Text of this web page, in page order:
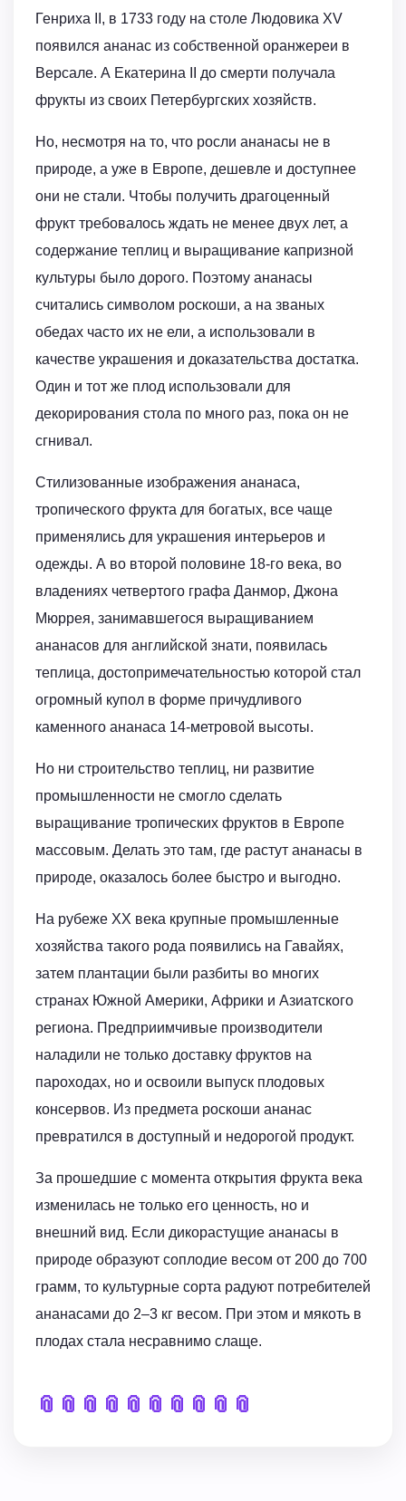
Генриха II, в 1733 году на столе Людовика XV
появился ананас из собственной оранжереи в
Версале. А Екатерина II до смерти получала
фрукты из своих Петербургских хозяйств.
Но, несмотря на то, что росли ананасы не в
природе, а уже в Европе, дешевле и доступнее
они не стали. Чтобы получить драгоценный
фрукт требовалось ждать не менее двух лет, а
содержание теплиц и выращивание капризной
культуры было дорого. Поэтому ананасы
считались символом роскоши, а на званых
обедах часто их не ели, а использовали в
качестве украшения и доказательства достатка.
Один и тот же плод использовали для
декорирования стола по много раз, пока он не
сгнивал.
Стилизованные изображения ананаса,
тропического фрукта для богатых, все чаще
применялись для украшения интерьеров и
одежды. А во второй половине 18-го века, во
владениях четвертого графа Данмор, Джона
Мюррея, занимавшегося выращиванием
ананасов для английской знати, появилась
теплица, достопримечательностью которой стал
огромный купол в форме причудливого
каменного ананаса 14-метровой высоты.
Но ни строительство теплиц, ни развитие
промышленности не смогло сделать
выращивание тропических фруктов в Европе
массовым. Делать это там, где растут ананасы в
природе, оказалось более быстро и выгодно.
На рубеже XX века крупные промышленные
хозяйства такого рода появились на Гавайях,
затем плантации были разбиты во многих
странах Южной Америки, Африки и Азиатского
региона. Предприимчивые производители
наладили не только доставку фруктов на
пароходах, но и освоили выпуск плодовых
консервов. Из предмета роскоши ананас
превратился в доступный и недорогой продукт.
За прошедшие с момента открытия фрукта века
изменилась не только его ценность, но и
внешний вид. Если дикорастущие ананасы в
природе образуют соплодие весом от 200 до 700
грамм, то культурные сорта радуют потребителей
ананасами до 2–3 кг весом. При этом и мякоть в
плодах стала несравнимо слаще.
📎 📎 📎 📎 📎 📎 📎 📎 📎 📎